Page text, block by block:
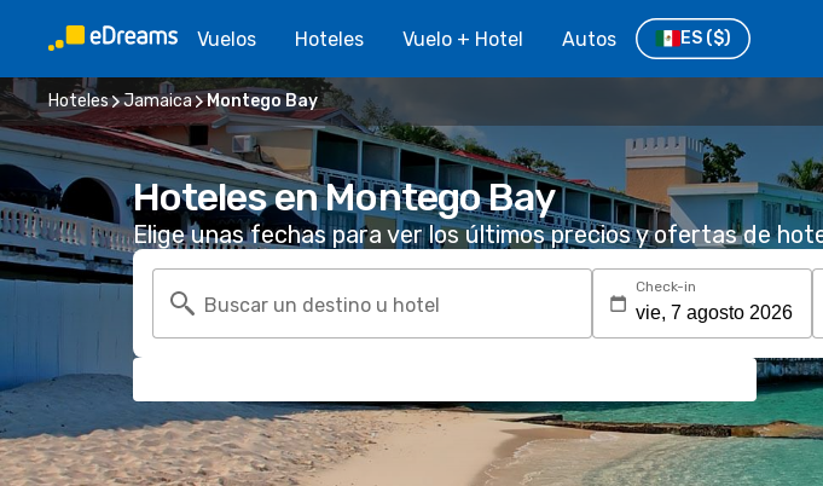
Vuelos Hoteles Vuelo + Hotel Autos ES ($)
Hoteles Jamaica Montego Bay
Hoteles en Montego Bay
Elige unas fechas para ver los últimos precios y ofertas de
Buscar un destino u hotel
Check-in